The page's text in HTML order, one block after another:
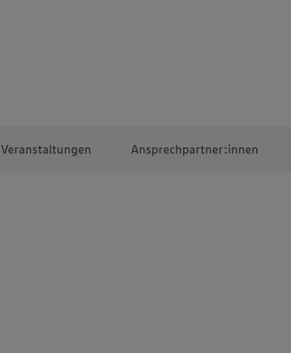
Veranstaltungen Ansprechpartner:innen